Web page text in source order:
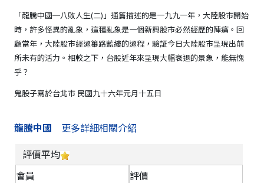
「龍騰中國─八敗人生(二)」通篇描述的是一九九一年，大陸股市開始
時，許多怪異的亂象，這種亂象是一個新興股市必然經歷的陣痛。回
顧當年，大陸股市經過篳路藍縷的過程，驗証今日大陸股市呈現出前
所未有的活力。相較之下，台股近年來呈現大幅衰退的景象，能無愧
乎？
鬼股子寫於台北市 民國九十六年元月十五日
龍騰中國 更多詳細相關介紹
評價平均
會員
評價